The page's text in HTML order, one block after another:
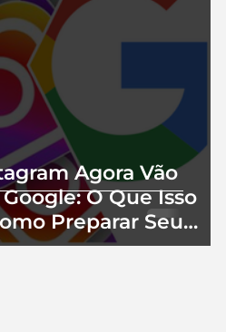
Agora Vão
O Que Isso
Preparar Seu